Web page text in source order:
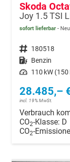
Skoda
Joy 1.5 TSI
sofort lieferbar
Fahrzeugnr. 180518
Kraftstoff Benzin
Leistung 110 kW (150
28.485,–
incl. 19% MwSt.
Verbrauch
CO2-Klasse: D
CO2-